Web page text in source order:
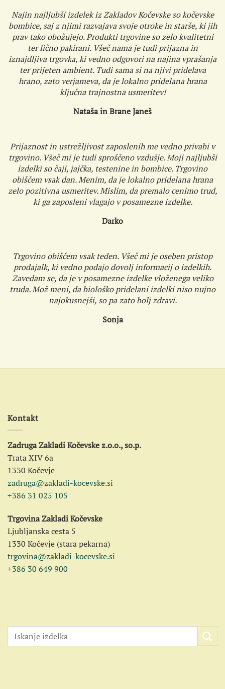
Najin najljubši izdelek iz Zakladov Kočevske so kočevske
bombice, saj z njimi razvajava svoje otroke in starše, ki jih
prav tako obožujejo. Produkti trgovine so zelo kvalitetni
ter lično pakirani. Všeč nama je tudi prijazna in
iznajdljiva trgovka, ki vedno odgovori na najina vprašanja
ter prijeten ambient. Tudi sama si na njivi pridelava
hrano, zato verjameva, da je lokalno pridelana hrana
ključna trajnostna usmeritev!
Nataša in Brane Janeš
Prijaznost in ustrežljivost zaposlenih me vedno privabi v
trgovino. Všeč mi je tudi sproščeno vzdušje. Moji najljubši
izdelki so čaji, jajčka, testenine in bombice. Trgovino
obiščem vsak dan. Menim, da je lokalno pridelana hrana
zelo pozitivna usmeritev. Mislim, da premalo cenimo trud,
ki ga zaposleni vlagajo v posamezne izdelke.
Darko
Trgovino obiščem vsak teden. Všeč mi je oseben pristop
prodajalk, ki vedno podajo dovolj informacij o izdelkih.
Zavedam se, da je v posamezne izdelke vloženega veliko
truda. Mož meni, da biološko pridelani izdelki niso nujno
najokusnejši, so pa zato bolj zdravi.
Sonja
Kontakt
Zadruga Zakladi Kočevske z.o.o., so.p.
Trata XIV 6a
1330 Kočevje
zadruga@zakladi-kocevske.si
+386 31 025 105
Trgovina Zakladi Kočevske
Ljubljanska cesta 5
1330 Kočevje (stara pekarna)
trgovina@zakladi-kocevske.si
+386 30 649 900